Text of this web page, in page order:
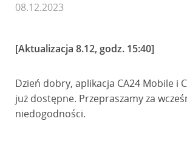
08.12.2023
[Aktualizacja 8.12, godz. 15:40]
Dzień dobry, aplikacja CA24 Mobile i
już dostępne. Przepraszamy za
niedogodności.